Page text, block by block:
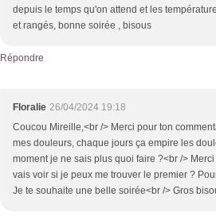
depuis le temps qu'on attend et les
et rangés, bonne soirée , bisous
Répondre
Floralie 26/04/2024 19:18
Coucou Mireille,<br /> Merci pour ton
mes douleurs, chaque jours ça empire les
moment je ne sais plus quoi faire ?<br />
vais voir si je peux me trouver le premier ?
Je te souhaite une belle soirée<br /> Gros